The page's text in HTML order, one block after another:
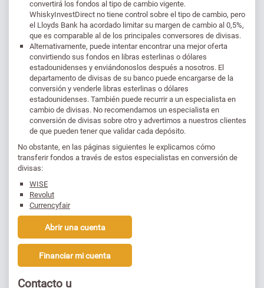
convertirá los fondos al tipo de cambio vigente.
WhiskyInvestDirect no tiene control sobre el tipo de cambio, pero
el Lloyds Bank ha acordado limitar su margen de cambio al 0,5%,
que es comparable al de los principales conversores de divisas.
Alternativamente, puede intentar encontrar una mejor oferta
convirtiendo sus fondos en libras esterlinas o dólares
estadounidenses y enviándonoslos después a nosotros. El
departamento de divisas de su banco puede encargarse de la
conversión y venderle libras esterlinas o dólares
estadounidenses. También puede recurrir a un especialista en
cambio de divisas. No recomendamos un especialista en
conversión de divisas sobre otro y advertimos a nuestros clientes
de que pueden tener que validar cada depósito.
No obstante, en las páginas siguientes le explicamos cómo
transferir fondos a través de estos especialistas en conversión de
divisas:
WISE
Revolut
Currencyfair
Abrir una cuenta
Financiar mi cuenta
Contacto u